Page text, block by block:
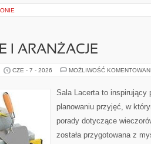
I ARANŻACJE
CZE - 7 - 2026 MOŻLIWOŚĆ
Sala Lacerta to inspirujący
planowaniu przyjęć, w
porady dotyczące
została przygotowana z